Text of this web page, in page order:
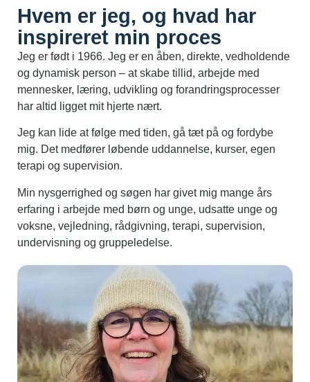
Hvem er jeg, og hvad har
inspireret min proces
Jeg er født i 1966. Jeg er en åben, direkte, vedholdende
og dynamisk person – at skabe tillid, arbejde med
mennesker, læring, udvikling og forandringsprocesser
har altid ligget mit hjerte nært.
Jeg kan lide at følge med tiden, gå tæt på og fordybe
mig. Det medfører løbende uddannelse, kurser, egen
terapi og supervision.
Min nysgerrighed og søgen har givet mig mange års
erfaring i arbejde med børn og unge, udsatte unge og
voksne, vejledning, rådgivning, terapi, supervision,
undervisning og gruppeledelse.